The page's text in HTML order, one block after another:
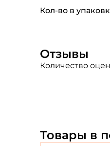
Кол-во в
Отзывы
Количество
Товары в